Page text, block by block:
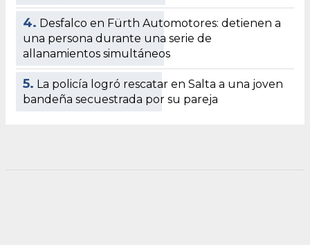
4. Desfalco en Fürth Automotores: detienen a
una persona durante una serie de
allanamientos simultáneos
5. La policía logró rescatar en Salta a una joven
bandeña secuestrada por su pareja